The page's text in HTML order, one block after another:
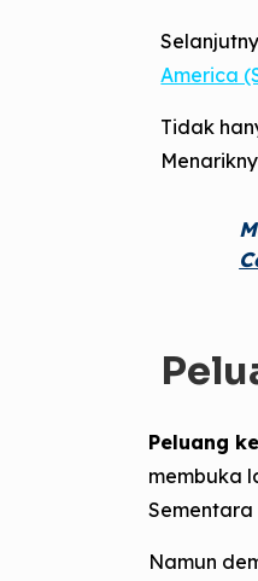
America
Tidak
Peluang
membuka
Namun